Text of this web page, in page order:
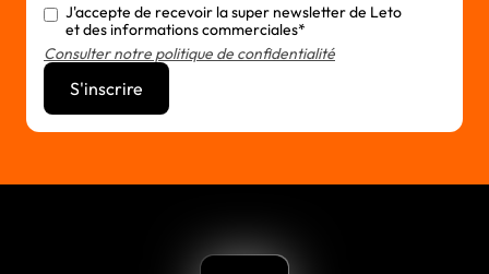
J'accepte de recevoir la super newsletter de Leto
et des informations commerciales*
Consulter notre politique de confidentialité